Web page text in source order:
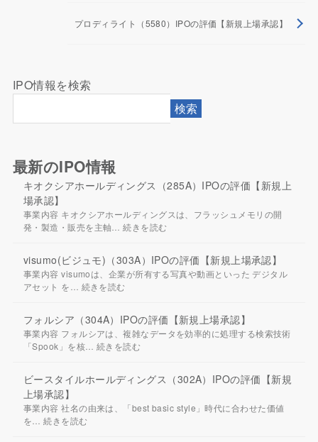
プロディライト（5580）IPOの評価【新規上場承認】
IPO情報を検索
検索
最新のIPO情報
キオクシアホールディングス（285A）IPOの評価【新規上
場承認】
事業内容 キオクシアホールディングスは、フラッシュメモリの開
発・製造・販売を主軸…続きを読む
visumo(ビジュモ)（303A）IPOの評価【新規上場承認】
事業内容 visumoは、企業が所有する写真や動画といった デジタル
アセット を… 続きを読む
フォルシア（304A）IPOの評価【新規上場承認】
事業内容 フォルシアは、複雑なデータを効率的に処理する検索技術
「Spook」を核… 続きを読む
ビースタイルホールディングス（302A）IPOの評価【新規
上場承認】
事業内容 社名の由来は、「best basic style」時代に合わせた価値
を…続きを読む